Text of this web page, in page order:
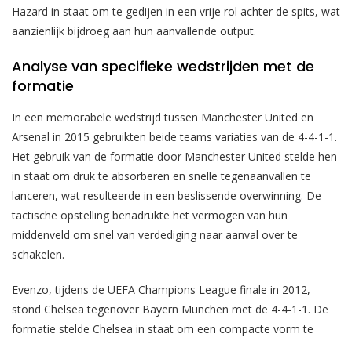
Hazard in staat om te gedijen in een vrije rol achter de spits, wat
aanzienlijk bijdroeg aan hun aanvallende output.
Analyse van specifieke wedstrijden met de
formatie
In een memorabele wedstrijd tussen Manchester United en
Arsenal in 2015 gebruikten beide teams variaties van de 4-4-1-1.
Het gebruik van de formatie door Manchester United stelde hen
in staat om druk te absorberen en snelle tegenaanvallen te
lanceren, wat resulteerde in een beslissende overwinning. De
tactische opstelling benadrukte het vermogen van hun
middenveld om snel van verdediging naar aanval over te
schakelen.
Evenzo, tijdens de UEFA Champions League finale in 2012,
stond Chelsea tegenover Bayern München met de 4-4-1-1. De
formatie stelde Chelsea in staat om een compacte vorm te